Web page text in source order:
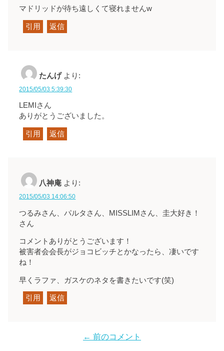
マドリッドが待ち遠しくて寝れませんw
引用 返信
たんげ より:
2015/05/03 5:39:30
LEMIさん
ありがとうございました。
引用 返信
八神庵 より:
2015/05/03 14:06:50
つるみさん、パルタさん、MISSLIMさん、圭大好き！
さん
コメントありがとうございます！
被害者会会長がジョコビッチとかなったら、凄いです
ね！
早くラファ、ガスケのネタを書きたいです(笑)
引用 返信
← 前のコメント